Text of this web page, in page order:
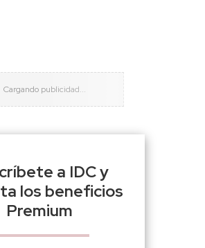
a IDC y
los beneficios
Premium